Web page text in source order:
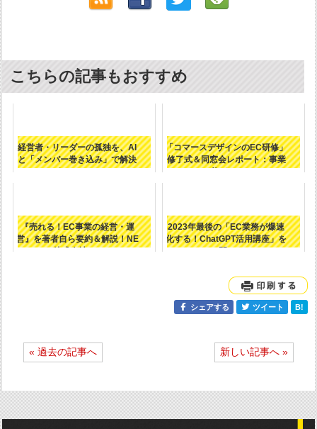
こちらの記事もおすすめ
経営者・リーダーの孤独を、AI
と「メンバー巻き込み」で解決
する（EC...
「コマースデザインのEC研修」
修了式＆同窓会レポート：事業
の伸びしろ...
『売れる！EC事業の経営・運
営』を著者自ら要約＆解説！NE
株式会社で...
2023年最後の「EC業務が爆速
化する！ChatGPT活用講座」を
開...
シェアする ツイート B!
ゲ
ー
« 過去の記事へ 新しい記事へ »